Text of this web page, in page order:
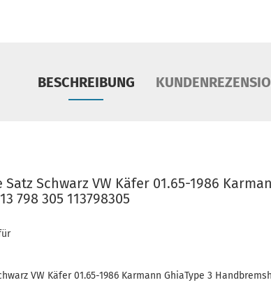
BESCHREIBUNG
Schwarz VW Käfer 01.65-1986
798 305 113798305
VW Käfer 01.65-1986 Karmann GhiaType 3